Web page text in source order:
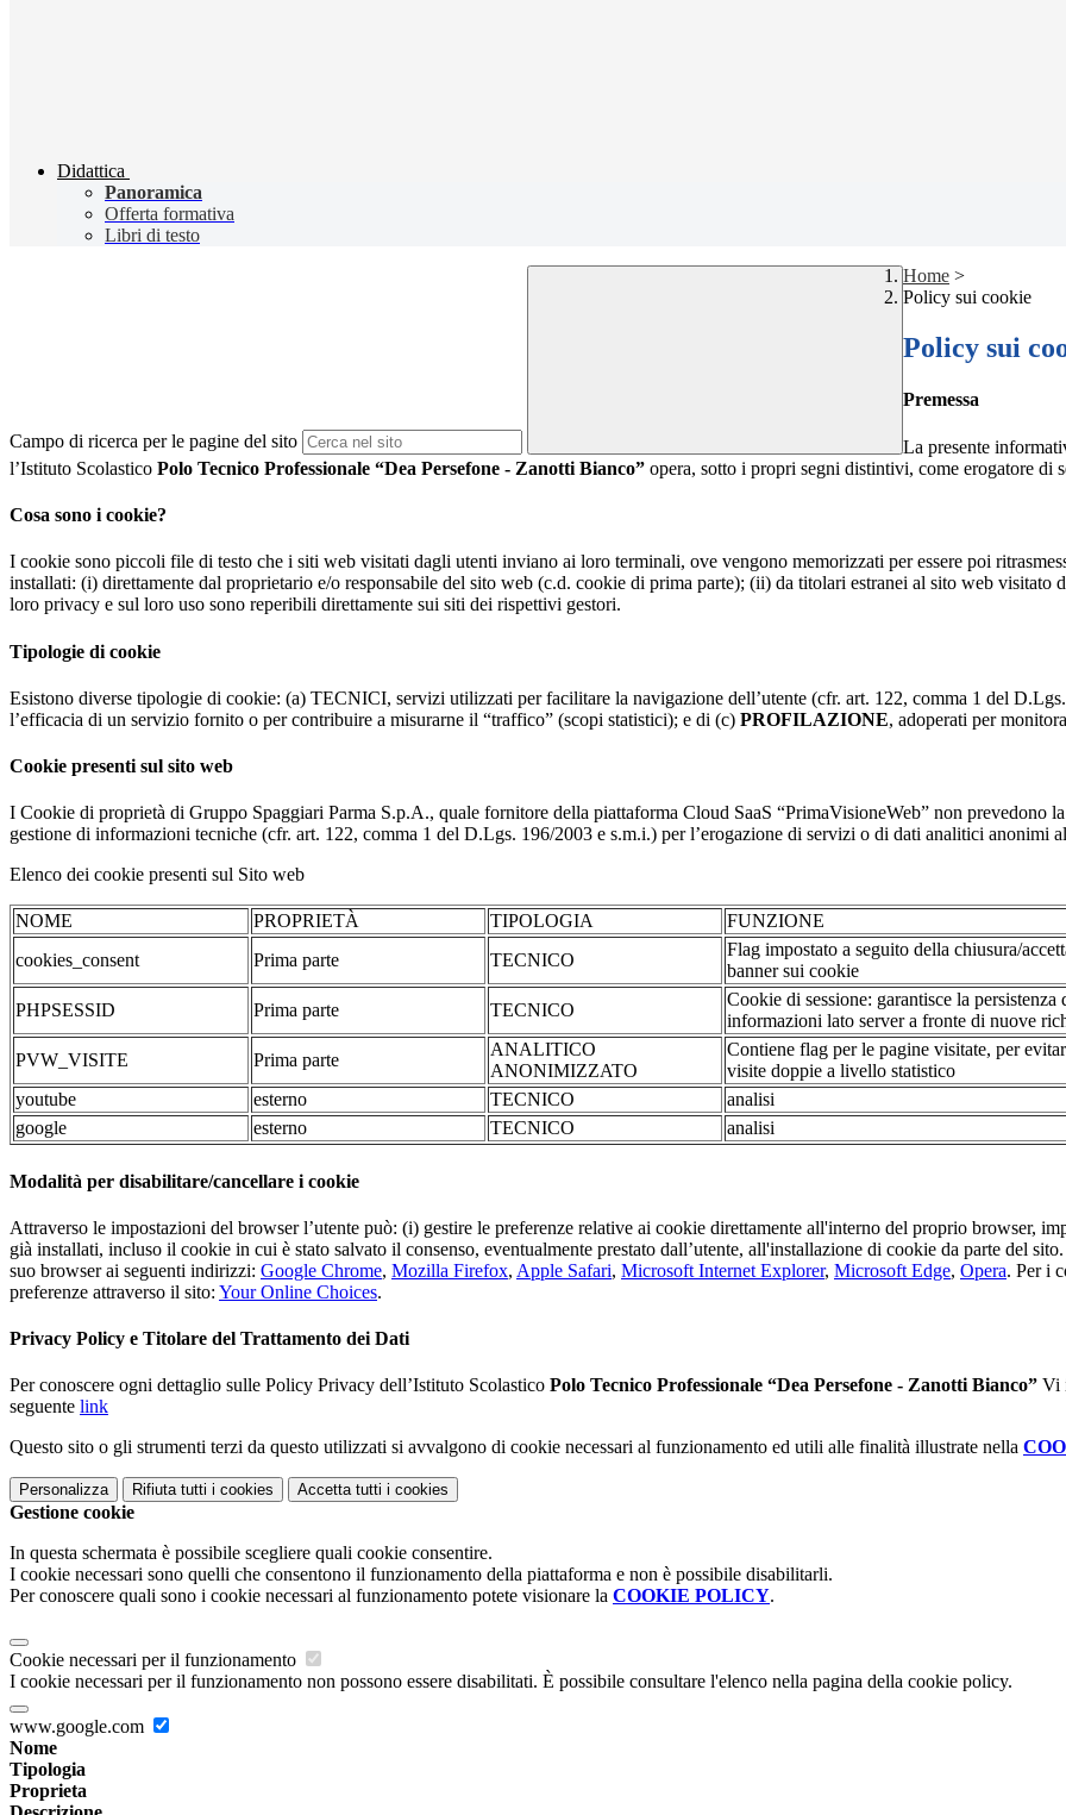
Didattica
Panoramica
Offerta formativa
Libri di testo
Campo di ricerca per le pagine del sito
Home >
Policy sui cookie
Policy sui
Premessa
La presente
l’Istituto Scolastico Polo Tecnico Professionale “Dea Persefone - Zanotti Bianco” opera, sotto i propri segni distintivi, come erogatore di
Cosa sono i cookie?
I cookie sono piccoli file di testo che i siti web visitati dagli utenti inviano ai loro terminali, ove vengono memorizzati per essere poi
installati: (i) direttamente dal proprietario e/o responsabile del sito web (c.d. cookie di prima parte); (ii) da titolari estranei al sito web
loro privacy e sul loro uso sono reperibili direttamente sui siti dei rispettivi gestori.
Tipologie di cookie
Esistono diverse tipologie di cookie: (a) TECNICI, servizi utilizzati per facilitare la navigazione dell’utente (cfr. art. 122, comma 1 del
l’efficacia di un servizio fornito o per contribuire a misurarne il “traffico” (scopi statistici); e di (c) PROFILAZIONE, adoperati per
Cookie presenti sul sito web
I Cookie di proprietà di Gruppo Spaggiari Parma S.p.A., quale fornitore della piattaforma Cloud SaaS “PrimaVisioneWeb” non prevedono
gestione di informazioni tecniche (cfr. art. 122, comma 1 del D.Lgs. 196/2003 e s.m.i.) per l’erogazione di servizi o di dati analitici anonimi
Elenco dei cookie presenti sul Sito web
NOME PROPRIETÀ TIPOLOGIA FUNZIONE
cookies_consent
Prima parte TECNICO
Flag impostato a seguito della chiusura/
banner sui cookie
PHPSESSID Prima parte TECNICO
Cookie di sessione: garantisce la persistenza
informazioni lato server a fronte di nuove
PVW_VISITE Prima parte
ANALITICO
ANONIMIZZATO
Contiene flag per le pagine visitate, per
visite doppie a livello statistico
youtube
esterno TECNICO analisi
google
esterno TECNICO analisi
Modalità per disabilitare/cancellare i cookie
Attraverso le impostazioni del browser l’utente può: (i) gestire le preferenze relative ai cookie direttamente all'interno del proprio browser,
già installati, incluso il cookie in cui è stato salvato il consenso, eventualmente prestato dall’utente, all'installazione di cookie da parte del
suo browser ai seguenti indirizzi: Google Chrome, Mozilla Firefox, Apple Safari, Microsoft Internet Explorer, Microsoft Edge, Opera. Per i
preferenze attraverso il sito: Your Online Choices.
Privacy Policy e Titolare del Trattamento dei Dati
Per conoscere ogni dettaglio sulle Policy Privacy dell’Istituto Scolastico Polo Tecnico Professionale “Dea Persefone - Zanotti Bianco” Vi
seguente link
Questo sito o gli strumenti terzi da questo utilizzati si avvalgono di cookie necessari al funzionamento ed utili alle finalità illustrate nella
Personalizza Rifiuta tutti i cookies Accetta tutti i cookies
Gestione cookie
In questa schermata è possibile scegliere quali cookie consentire.
I cookie necessari sono quelli che consentono il funzionamento della piattaforma e non è possibile disabilitarli.
Per conoscere quali sono i cookie necessari al funzionamento potete visionare la COOKIE POLICY.
Cookie necessari per il funzionamento
I cookie necessari per il funzionamento non possono essere disabilitati. È possibile consultare l'elenco nella pagina della cookie policy.
www.google.com
Nome
Tipologia
Proprieta